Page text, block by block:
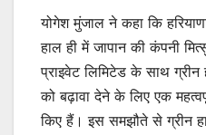
योगेश मुंजाल ने कहा कि
हाल ही में जापान की कंपनी
प्राइवेट लिमिटेड के साथ
को बढ़ावा देने के लिए एक
किए हैं। इस समझौते से ग्रीन